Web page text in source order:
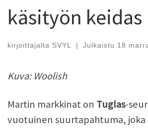
käsityön keidas
kirjoittajalta SVYL | Julkaistu 18
Kuva: Woolish
Martin markkinat on Tuglas-
vuotuinen suurtapahtuma, joka